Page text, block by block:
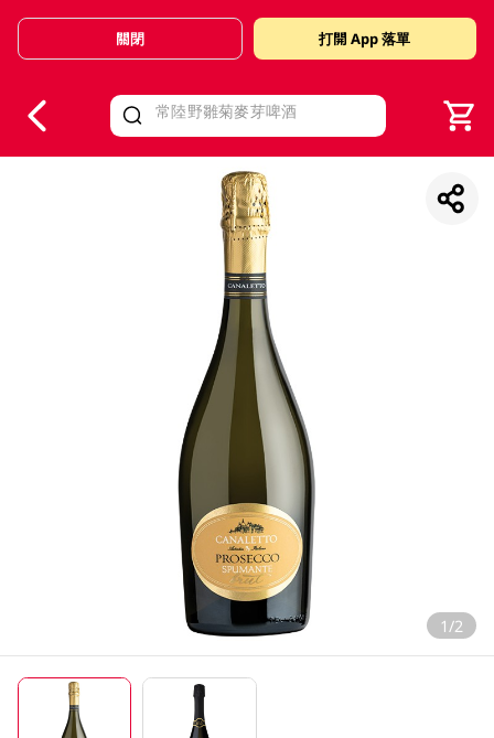
Valid Until 30 June 2026
關閉 打開 App 落單
1/2